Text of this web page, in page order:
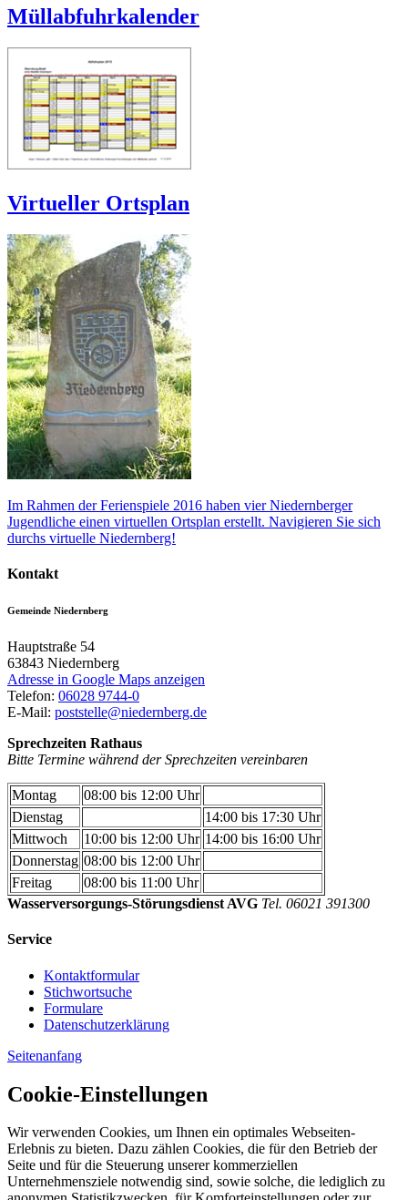
Müllabfuhrkalender
Virtueller Ortsplan
Im Rahmen der Ferienspiele 2016 haben vier Niedernberger
Jugendliche einen virtuellen Ortsplan erstellt. Navigieren Sie sich
durchs virtuelle Niedernberg!
Kontakt
Gemeinde Niedernberg
Hauptstraße 54
63843 Niedernberg
Adresse in Google Maps anzeigen
Telefon: 06028 9744-0
E-Mail: poststelle@niedernberg.de
Sprechzeiten Rathaus
Bitte Termine während der Sprechzeiten vereinbaren
Montag
08:00 bis 12:00 Uhr
Dienstag
14:00 bis 17:30 Uhr
Mittwoch
10:00 bis 12:00 Uhr 14:00 bis 16:00 Uhr
Donnerstag 08:00 bis 12:00 Uhr
Freitag
08:00 bis 11:00 Uhr
Wasserversorgungs-Störungsdienst AVG Tel. 06021 391300
Service
Kontaktformular
Stichwortsuche
Formulare
Datenschutzerklärung
Seitenanfang
Cookie-Einstellungen
Wir verwenden Cookies, um Ihnen ein optimales Webseiten-
Erlebnis zu bieten. Dazu zählen Cookies, die für den Betrieb der
Seite und für die Steuerung unserer kommerziellen
Unternehmensziele notwendig sind, sowie solche, die lediglich zu